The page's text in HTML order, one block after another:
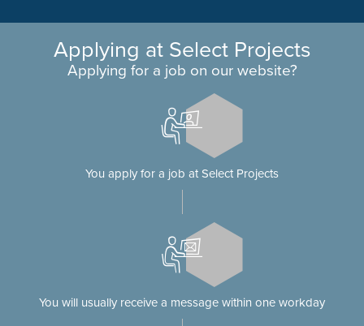
Applying at Select Projects
Applying for a job on our website?
You apply for a job at Select Projects
You will usually receive a message within one workday